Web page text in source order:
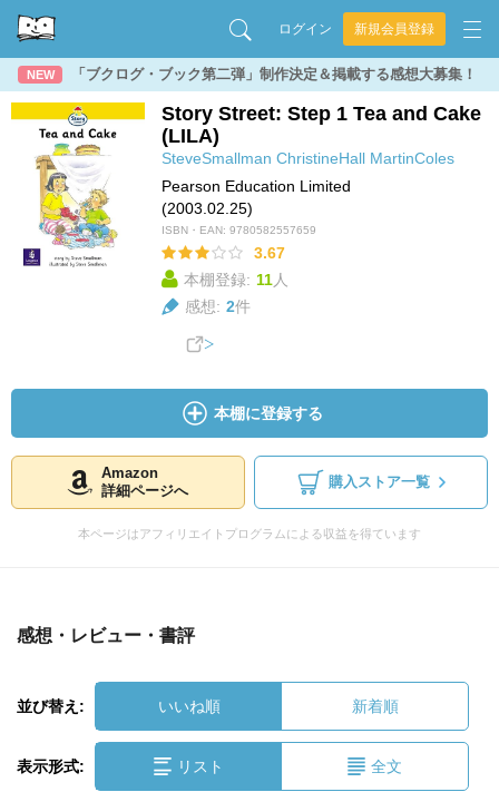
ログイン 新規会員登録
NEW 「ブクログ・ブック第二弾」制作決定＆掲載する感想大募集！
Story Street: Step 1 Tea and Cake
(LILA)
SteveSmallman ChristineHall MartinColes
Pearson Education Limited
(2003.02.25)
ISBN・EAN: 9780582557659
3.67
本棚登録: 11人
感想: 2件
本棚に登録する
Amazon
詳細ページへ
購入ストア一覧
本ページはアフィリエイトプログラムによる収益を得ています
感想・レビュー・書評
並び替え: いいね順 新着順
表示形式: リスト 全文